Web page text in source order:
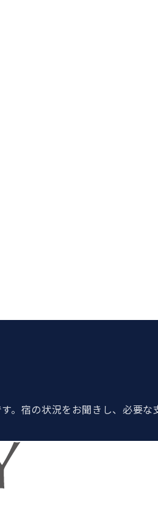
宿の状況をお聞きし、必要な